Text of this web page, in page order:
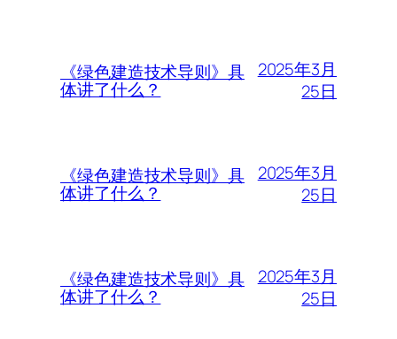
《绿色建造技术导则》具
体讲了什么？
2025年3月
25日
《绿色建造技术导则》具
体讲了什么？
2025年3月
25日
《绿色建造技术导则》具
体讲了什么？
2025年3月
25日